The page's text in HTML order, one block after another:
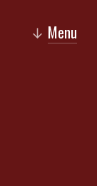
↓ Menu